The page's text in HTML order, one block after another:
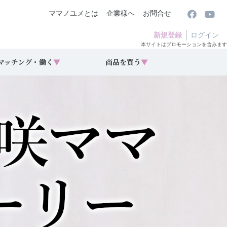
ママノユメとは 企業様へ お問合せ
新規登録 ログイン
本サイトはプロモーションを含みます
ッチング・働く ▼ 商品を買う ▼